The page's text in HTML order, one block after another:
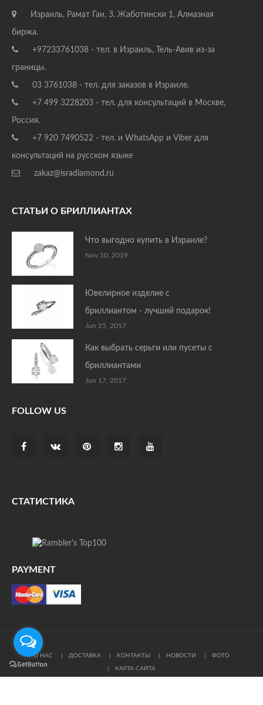
Израиль, Рамат Ган, З. Жаботински 1, Алмазная
биржа.
+97233761038 - тел. в Израиль, Тель-Авив из-за
границы.
03 3761038 - тел. для заказов в Израиле.
+7 499 3228203 - тел. для консультаций в Москве,
Россия.
+7 920 7490522 - тел. и WhatsApp и Viber для
консультаций на русском языке
zakaz@isradiamond.ru
СТАТЬИ О БРИЛЛИАНТАХ
Что выгодно купить в Израиле?
Nov 10, 2019
Ювелирное изделие с
бриллиантом - лучший подарок!
Jun 25, 2017
Как выбрать серьги или пусеты с
бриллиантами
Jun 17, 2017
FOLLOW US
СТАТИСТИКА
PAYMENT
О НАС ДОСТАВКА КОНТАКТЫ НОВОСТИ ФОТО
КАРТА САЙТА